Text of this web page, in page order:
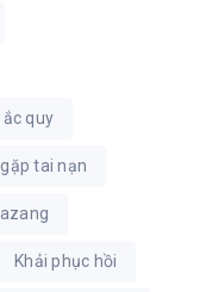
ắc quy
tai nạn
Khải phục hồi